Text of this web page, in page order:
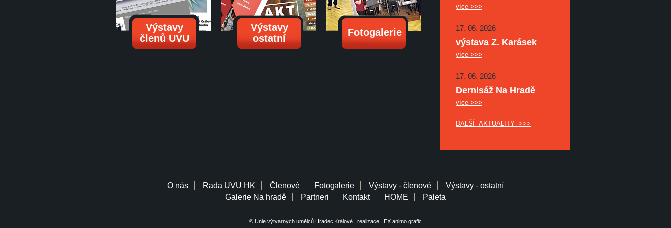
Výstavy
členů UVU
Výstavy
ostatní
Fotogalerie
více >>>
17. 06. 2026
výstava Z. Karásek
více >>>
17. 06. 2026
Dernisáž Na Hradě
více >>>
DALŠÍ AKTUALITY >>>
O nás Rada UVU HK Členové Fotogalerie Výstavy - členové
Výstavy - ostatní
Galerie Na hradě
Partneri Kontakt HOME Paleta
© Unie výtvarných umělců Hradec Králové | realizace EX animo grafic